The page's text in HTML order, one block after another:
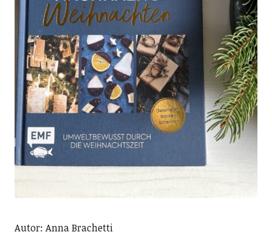
Autor: Anna Brachetti